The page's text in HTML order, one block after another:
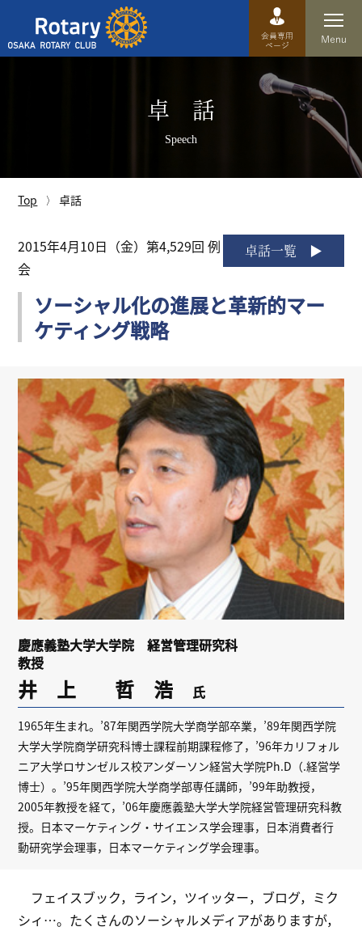
運営方針
歴史
特徴
理事・役員・委員会
リンク
会員専用ページ
English
卓 話
Speech
Top 卓話
卓話一覧
2015年4月10日（金）第4,529回 例
会
ソーシャル化の進展と革新的マー
ケティング戦略
慶應義塾大学大学院 経営管理研究科
教授
井 上 哲 浩 氏
1965年生まれ。’87年関西学院大学商学部卒業，’89年関西学院
大学大学院商学研究科博士課程前期課程修了，’96年カリフォル
ニア大学ロサンゼルス校アンダーソン経営大学院Ph.D（.経営学
博士）。’95年関西学院大学商学部専任講師，’99年助教授，
2005年教授を経て，’06年慶應義塾大学大学院経営管理研究科教
授。日本マーケティング・サイエンス学会理事，日本消費者行
動研究学会理事，日本マーケティング学会理事。
フェイスブック，ライン，ツイッター，ブログ，ミク
シィ…。たくさんのソーシャルメディアがありますが，